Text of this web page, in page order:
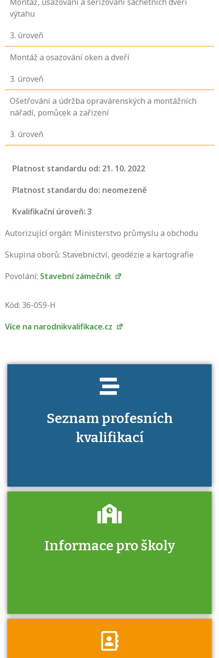
výtahu
3. úroveň
Montáž a osazování oken a dveří
3. úroveň
Ošetřování a údržba opravárenských a montážních
nářadí, pomůcek a zařízení
3. úroveň
Platnost standardu od: 21. 10. 2022
Platnost standardu do: neomezeně
Kvalifikační úroveň: 3
Autorizující orgán: Ministerstvo průmyslu a obchodu
Skupina oborů: Stavebnictví, geodézie a kartografie
Povolání: Stavební zámečník
Kód: 36-059-H
Více na narodnikvalifikace.cz
Seznam profesních
kvalifikací
Víte, jaké dovednosti musíte pro danou
Informace pro školy
Zjistěte, jak se přihlásit ke zkoušce a kde